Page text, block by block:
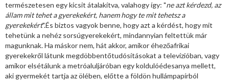
természetesen egy kicsit átalakítva, valahogy így: "ne azt kérdezd, az
állam mit tehet a gyerekekért, hanem hogy te mit tehetsz a
gyerekekért".És biztos vagyok benne, hogy azt a kérdést, hogy mit
tehetünk a nehéz sorsúgyerekekért, mindannyian feltettük már
magunknak. Ha máskor nem, hát akkor, amikor éhezőafrikai
gyerekekről látunk megdöbbentőtudósításokat a televízióban, vagy
amikor elsétálunk a metróaluljáróban egy koldulóédesanya mellett,
aki gyermekét tartja az ölében, előtte a földön hullámpapírból